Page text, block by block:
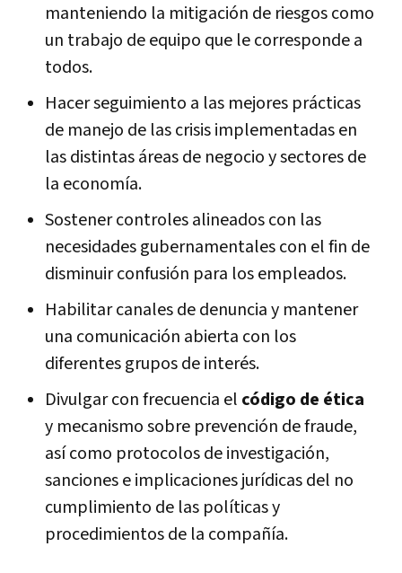
manteniendo la mitigación de riesgos como
un trabajo de equipo que le corresponde a
todos.
Hacer seguimiento a las mejores prácticas
de manejo de las crisis implementadas en
las distintas áreas de negocio y sectores de
la economía.
Sostener controles alineados con las
necesidades gubernamentales con el fin de
disminuir confusión para los empleados.
Habilitar canales de denuncia y mantener
una comunicación abierta con los
diferentes grupos de interés.
Divulgar con frecuencia el código de ética
y mecanismo sobre prevención de fraude,
así como protocolos de investigación,
sanciones e implicaciones jurídicas del no
cumplimiento de las políticas y
procedimientos de la compañía.